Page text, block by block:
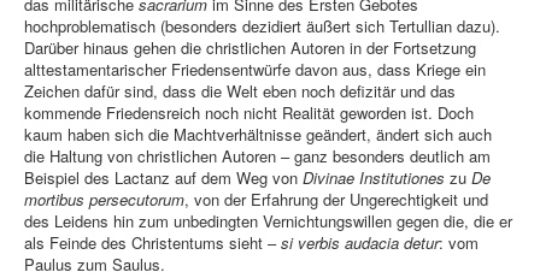
das militärische sacrarium im Sinne des Ersten Gebotes
hochproblematisch (besonders dezidiert äußert sich Tertullian dazu).
Darüber hinaus gehen die christlichen Autoren in der Fortsetzung
alttestamentarischer Friedensentwürfe davon aus, dass Kriege ein
Zeichen dafür sind, dass die Welt eben noch defizitär und das
kommende Friedensreich noch nicht Realität geworden ist. Doch
kaum haben sich die Machtverhältnisse geändert, ändert sich auch
die Haltung von christlichen Autoren – ganz besonders deutlich am
Beispiel des Lactanz auf dem Weg von Divinae Institutiones zu De
mortibus persecutorum, von der Erfahrung der Ungerechtigkeit und
des Leidens hin zum unbedingten Vernichtungswillen gegen die, die er
als Feinde des Christentums sieht –si verbis audacia detur: vom
Paulus zum Saulus.